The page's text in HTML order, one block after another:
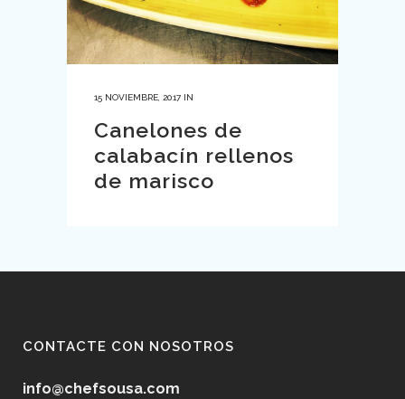
15 NOVIEMBRE, 2017 IN
Canelones de
calabacín rellenos
de marisco
CONTACTE CON NOSOTROS
info@chefsousa.com